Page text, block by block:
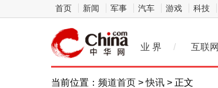
首页 新闻 军事 汽车 游戏 科技
业 界 / 互联网
当前位置： 频道首页 >快讯 > 正文